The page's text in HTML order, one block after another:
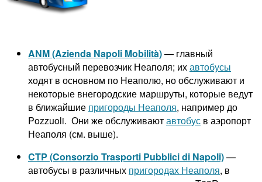
ANM (Azienda Napoli Mobilità)— главный
автобусный перевозчик Неаполя; ихавтобусы
ходят в основном по Неаполю, но обслуживают и
некоторые внегородские маршруты, которые ведут
в ближайшие пригороды Неаполя, например до
Pozzuoli. Они же обслуживаютавтобус в аэропорт
Неаполя (см. выше).
CTP (Consorzio Trasporti Pubblici di Napoli)—
автобусы в различных пригородах Неаполя, в